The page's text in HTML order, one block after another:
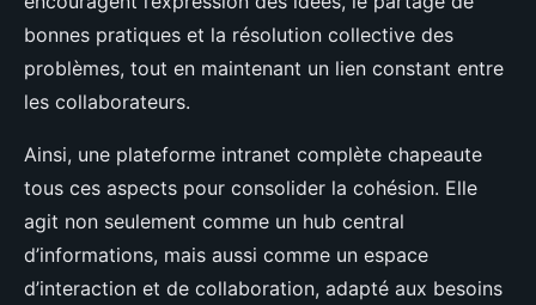
bonnes pratiques et la résolution collective des
problèmes, tout en maintenant un lien constant entre
les collaborateurs.
Ainsi, une plateforme intranet complète chapeaute
tous ces aspects pour consolider la cohésion. Elle
agit non seulement comme un hub central
d’informations, mais aussi comme un espace
d’interaction et de collaboration, adapté aux besoins